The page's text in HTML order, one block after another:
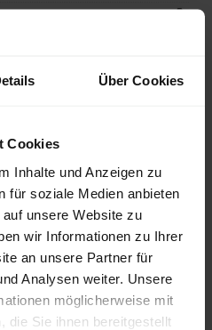
Über Cookies
Cookies
Inhalte und Anzeigen zu
für soziale Medien anbieten
unsere Website zu
wir Informationen zu Ihrer
an unsere Partner für
Analysen weiter. Unsere
möglicherweise mit
die Sie ihnen bereitgestellt
Sackware
Mai
2026
für Holzpellets in Deutschland
unsererPelletspreise-Seite